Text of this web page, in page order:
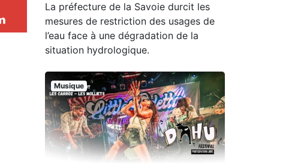
La préfecture de la Savoie durcit les
mesures de restriction des usages de
l’eau face à une dégradation de la
situation hydrologique.
Musique